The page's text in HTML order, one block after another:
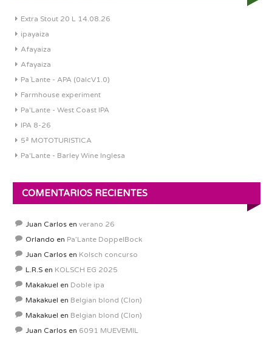
Extra Stout 20 L 14.08.26
ipayaiza
Afayaiza
Afayaiza
Pa´Lante - APA (0alcV1.0)
Farmhouse experiment
Pa'Lante - West Coast IPA
IPA 8-26
5ª MOTOTURISTICA
Pa'Lante - Barley Wine Inglesa
COMENTARIOS RECIENTES
Juan Carlos en verano 26
Orlando en Pa’Lante DoppelBock
Juan Carlos en Kolsch concurso
L.R.S en KOLSCH EG 2025
Makakuel en Doble ipa
Makakuel en Belgian blond (Clon)
Makakuel en Belgian blond (Clon)
Juan Carlos en 6091 MUEVEMIL